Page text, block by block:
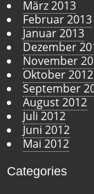
März 2013
Februar 2013
Januar 2013
Dezember
November
Oktober 2012
September
August 2012
Juli 2012
Juni 2012
Mai 2012
Categories